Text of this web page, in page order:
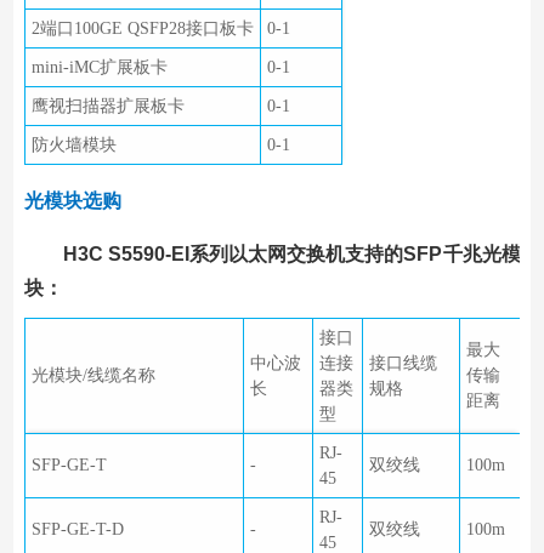
2端口100GE QSFP28接口板卡 0-1
mini-iMC扩展板卡 0-1
鹰视扫描器扩展板卡 0-1
防火墙模块 0-1
光模块选购
H3C S5590-EI系列以太网交换机支持的SFP千兆光模
块：
光模块/线缆名称
中心波
长
接口
连接
器类
型
接口线缆
规格
最大
传输
距离
SFP-GE-T -
RJ-
45
双绞线 100m
SFP-GE-T-D -
RJ-
45
双绞线 100m